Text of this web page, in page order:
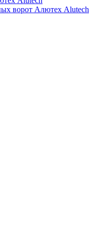
ворот Алютех Alutech